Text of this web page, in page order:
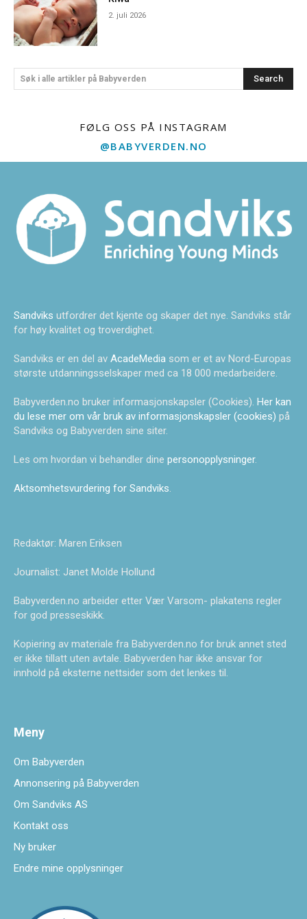
2. juli 2026
Søk i alle artikler på Babyverden Search
FØLG OSS PÅ INSTAGRAM
@BABYVERDEN.NO
Sandviks utfordrer det kjente og skaper det nye. Sandviks står
for høy kvalitet og troverdighet.
Sandviks er en del av AcadeMedia som er et av Nord-Europas
største utdanningsselskaper med ca 18 000 medarbeidere.
Babyverden.no bruker informasjonskapsler (Cookies). Her kan
du lese mer om vår bruk av informasjonskapsler (cookies) på
Sandviks og Babyverden sine siter.
Les om hvordan vi behandler dine personopplysninger.
Aktsomhetsvurdering for Sandviks
Redaktør: Maren Eriksen
Journalist: Janet Molde Hollund
Babyverden.no arbeider etter Vær Varsom- plakatens regler
for god presseskikk.
Kopiering av materiale fra Babyverden.no for bruk annet sted
er ikke tillatt uten avtale. Babyverden har ikke ansvar for
innhold på eksterne nettsider som det lenkes til.
Meny
Om Babyverden
Annonsering på Babyverden
Om Sandviks AS
Kontakt oss
Ny bruker
Endre mine opplysninger